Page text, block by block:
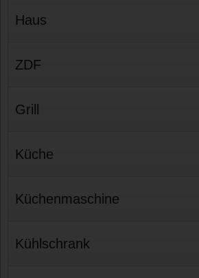
Haus
ZDF
Grill
Küche
Küchenmaschine
Kühlschrank